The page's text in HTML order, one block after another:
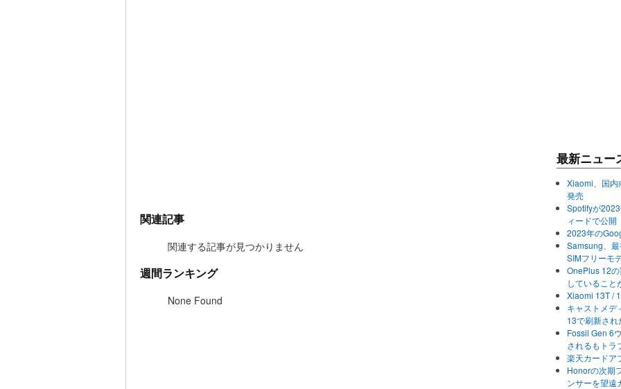
関連記事
関連する記事が見つかりません
週間ランキング
None Found
最新ニュー
Xiaomi、国内
発売
Spotifyが
ィードで公開
2023年の
Samsung、
SIMフリーモ
OnePlus 12
していること
Xiaomi 13T /
キャストメデ
13で刷新さ
Fossil Gen 6
されるもトラ
楽天カードア
Honorの次期
ンサーを望遠